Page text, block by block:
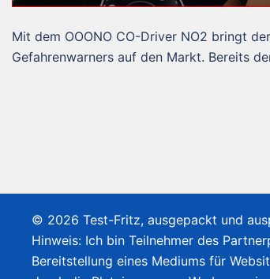
Mit dem OOONO CO-Driver NO2 bringt
Gefahrenwarners auf den Markt. Bereits
© 2026 Test-Fritz, ausgepackt und
Hinweis: Ich bin Teilnehmer des
Bereitstellung eines Mediums für